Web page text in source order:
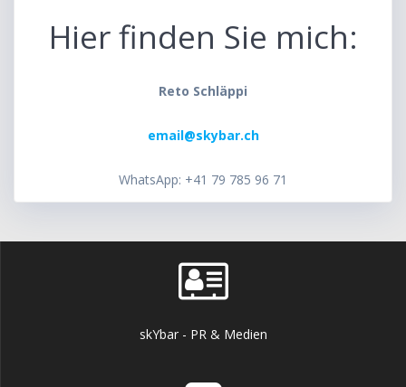
Hier finden Sie mich:
Reto Schläppi
email@skybar.ch
WhatsApp: +41 79 785 96 71
skYbar - PR & Medien